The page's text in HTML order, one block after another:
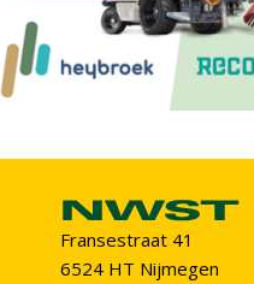
Fransestraat 41
6524 HT Nijmegen